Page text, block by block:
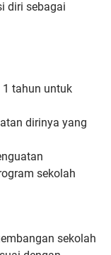
diri sebagai
1 tahun untuk
dirinya yang
sekolah
sekolah